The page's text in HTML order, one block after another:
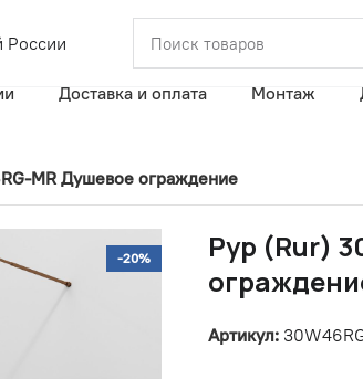
России
Доставка и оплата Монтаж
MR Душевое ограждение
-20%
Рур (Rur)
Артикул: